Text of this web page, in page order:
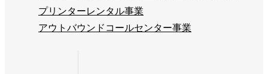
プリンターレンタル事業
アウトバウンドコールセンター事業